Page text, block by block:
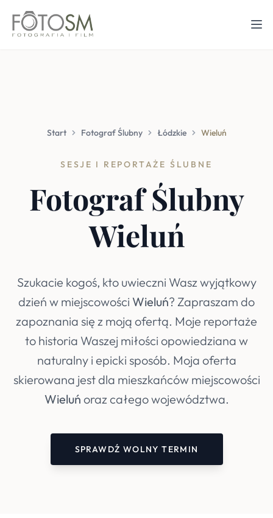
Start Fotograf Ślubny Łódzkie Wieluń
SESJE I REPORTAŻE ŚLUBNE
Fotograf Ślubny
Wieluń
Szukacie kogoś, kto uwieczni Wasz wyjątkowy
dzień w miejscowości Wieluń? Zapraszam do
zapoznania się z moją ofertą. Moje reportaże
to historia Waszej miłości opowiedziana w
naturalny i epicki sposób. Moja oferta
skierowana jest dla mieszkańców miejscowości
Wieluń oraz całego województwa.
SPRAWDŹ WOLNY TERMIN